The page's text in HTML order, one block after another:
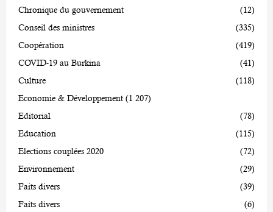
Chronique du gouvernement
(12)
Conseil des ministres
(335)
Coopération
(419)
COVID-19 au Burkina
(41)
Culture
(118)
Economie & Développement (1 207)
Editorial
(78)
Education
(115)
Elections couplées 2020
(72)
Environnement
(29)
Faits divers
(39)
Faits divers
(6)